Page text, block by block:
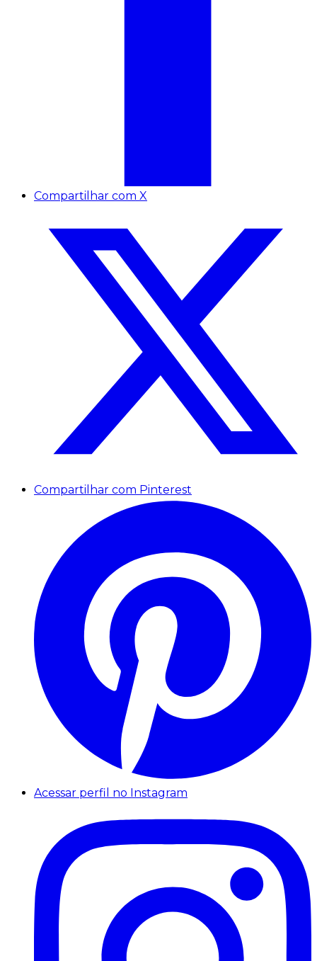
Compartilhar com X
Compartilhar com Pinterest
Acessar perfil no Instagram